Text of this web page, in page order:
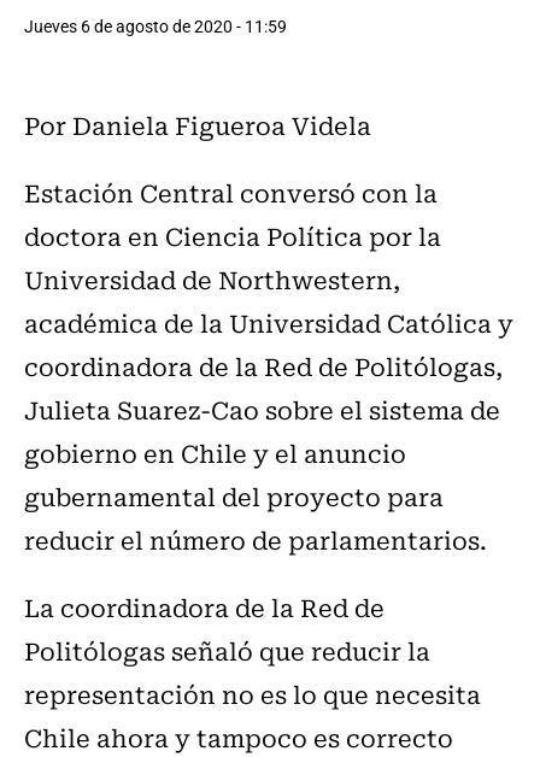
Jueves 6 de agosto de 2020 - 11:59
Por Daniela Figueroa Videla
Estación Central conversó con la
doctora en Ciencia Política por la
Universidad de Northwestern,
académica de la Universidad Católica y
coordinadora de la Red de Politólogas,
Julieta Suarez-Cao sobre el sistema de
gobierno en Chile y el anuncio
gubernamental del proyecto para
reducir el número de parlamentarios.
La coordinadora de la Red de
Politólogas señaló que reducir la
representación no es lo que necesita
Chile ahora y tampoco es correcto